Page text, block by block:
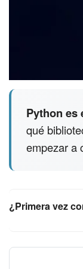
Python es
qué
empezar a
¿Primera vez